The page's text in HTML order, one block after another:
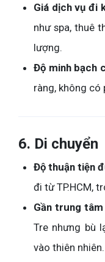
Giá dịch vụ đi
như spa, thuê
lượng.
Độ minh bạch
ràng, không có
6. Di chuyển
Độ thuận tiện
đi từ TP.HCM,
Gần trung tâm
Tre nhưng bù
vào thiên nhiên.